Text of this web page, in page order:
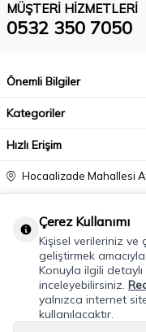
MÜŞTERI HIZMETLERI
0532 350 7050
Önemli Bilgiler
Kategoriler
Hızlı Erişim
Hocaalizade Mahallesi
info@modacadiri.com
Çerez Kullanımı
Kişisel verileriniz ve
geliştirmek
Konuyla ilgili
inceleyebilirsiniz.
yalnızca internet
kullanılacaktır.